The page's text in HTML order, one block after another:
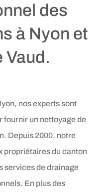
des
à Nyon et
Vaud.
nos experts sont
fournir un nettoyage de
Depuis 2000, notre
propriétaires du canton
services de drainage
En plus des